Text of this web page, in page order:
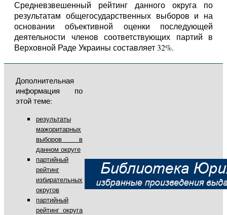
Средневзвешенный рейтинг данного округа по
результатам общегосударственных выборов и на
основании объективной оценки последующей
деятельности членов соответствующих партий в
Верховной Раде Украины составляет 32%.
Дополнительная
информация по
этой теме:
результаты
мажоритарных
выборов в
данном округе
партийный
рейтинг
избирательных
округов
партийный
рейтинг округа